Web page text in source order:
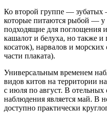
Ко второй группе — зубатых
которые питаются рыбой — у
подходящие для поглощения
кашалот и белуха, но также
косаток), нарвалов и
части плаката).
Универсальным временем
видов китов на территории
с июля по август. В
наблюдения является май. В
доступно практически